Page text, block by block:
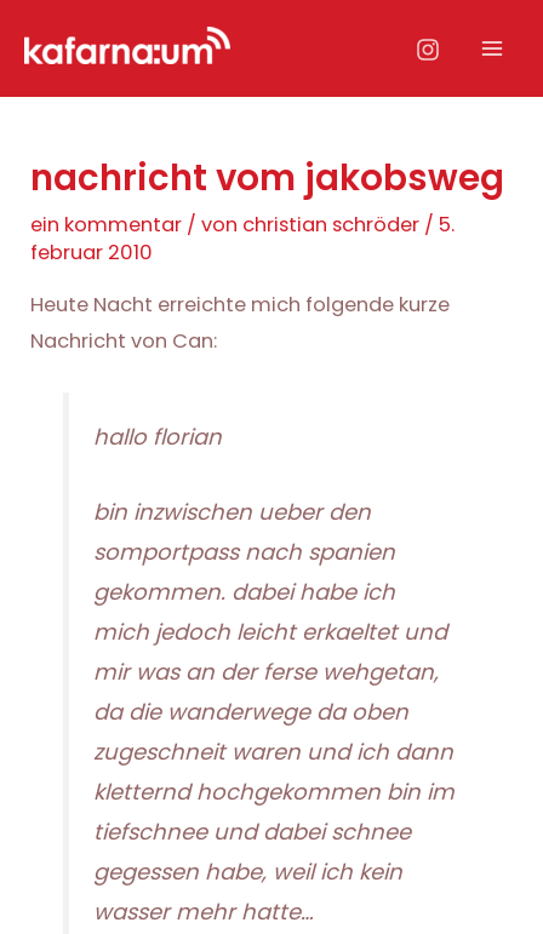
Inhalt
nachricht vom jakobsweg
ein kommentar / von christian schröder / 5.
februar 2010
Heute Nacht erreichte mich folgende kurze
Nachricht von Can:
hallo florian
bin inzwischen ueber den
somportpass nach spanien
gekommen. dabei habe ich
mich jedoch leicht erkaeltet und
mir was an der ferse wehgetan,
da die wanderwege da oben
zugeschneit waren und ich dann
kletternd hochgekommen bin im
tiefschnee und dabei schnee
gegessen habe, weil ich kein
wasser mehr hatte…